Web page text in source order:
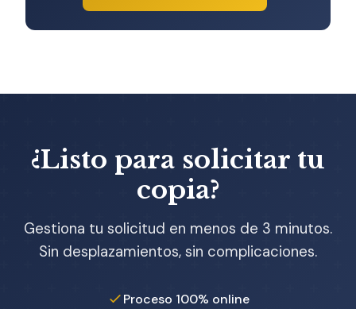
¿Listo para solicitar tu
copia?
Gestiona tu solicitud en menos de 3 minutos.
Sin desplazamientos, sin complicaciones.
Proceso 100% online